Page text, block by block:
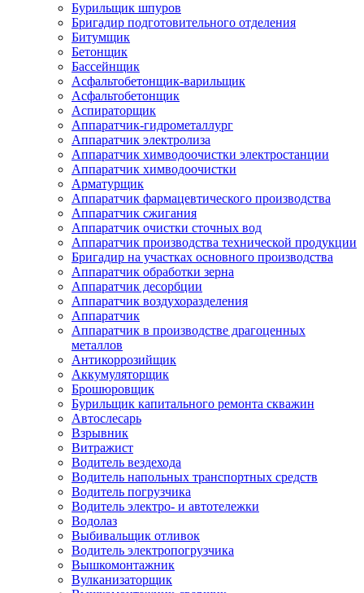
Бурильщик шпуров
Бригадир подготовительного отделения
Битумщик
Бетонщик
Бассейнщик
Асфальтобетонщик-варильщик
Асфальтобетонщик
Аспираторщик
Аппаратчик-гидрометаллург
Аппаратчик электролиза
Аппаратчик химводоочистки электростанции
Аппаратчик химводоочистки
Арматурщик
Аппаратчик фармацевтического производства
Аппаратчик сжигания
Аппаратчик очистки сточных вод
Аппаратчик производства технической продукции
Бригадир на участках основного производства
Аппаратчик обработки зерна
Аппаратчик десорбции
Аппаратчик воздухоразделения
Аппаратчик
Аппаратчик в производстве драгоценных
металлов
Антикоррозийщик
Аккумуляторщик
Брошюровщик
Бурильщик капитального ремонта скважин
Автослесарь
Взрывник
Витражист
Водитель вездехода
Водитель напольных транспортных средств
Водитель погрузчика
Водитель электро- и автотележки
Водолаз
Выбивальщик отливок
Водитель электропогрузчика
Вышкомонтажник
Вулканизаторщик